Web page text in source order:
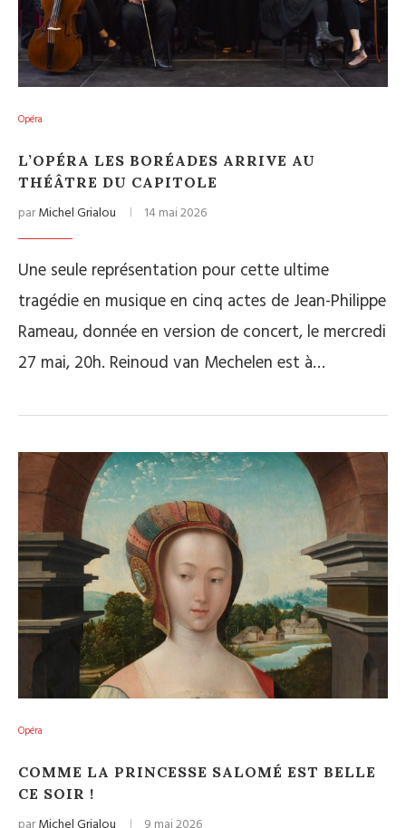
Opéra
L’OPÉRA LES BORÉADES ARRIVE AU
THÉÂTRE DU CAPITOLE
parMichel Grialou 14 mai 2026
Une seule représentation pour cette ultime
tragédie en musique en cinq actes de Jean-Philippe
Rameau, donnée en version de concert, le mercredi
27 mai, 20h. Reinoud van Mechelen est à…
Opéra
COMME LA PRINCESSE SALOMÉ EST BELLE
CE SOIR !